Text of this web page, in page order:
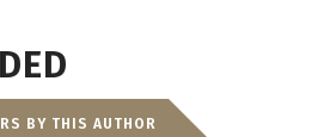
BY THIS AUTHOR